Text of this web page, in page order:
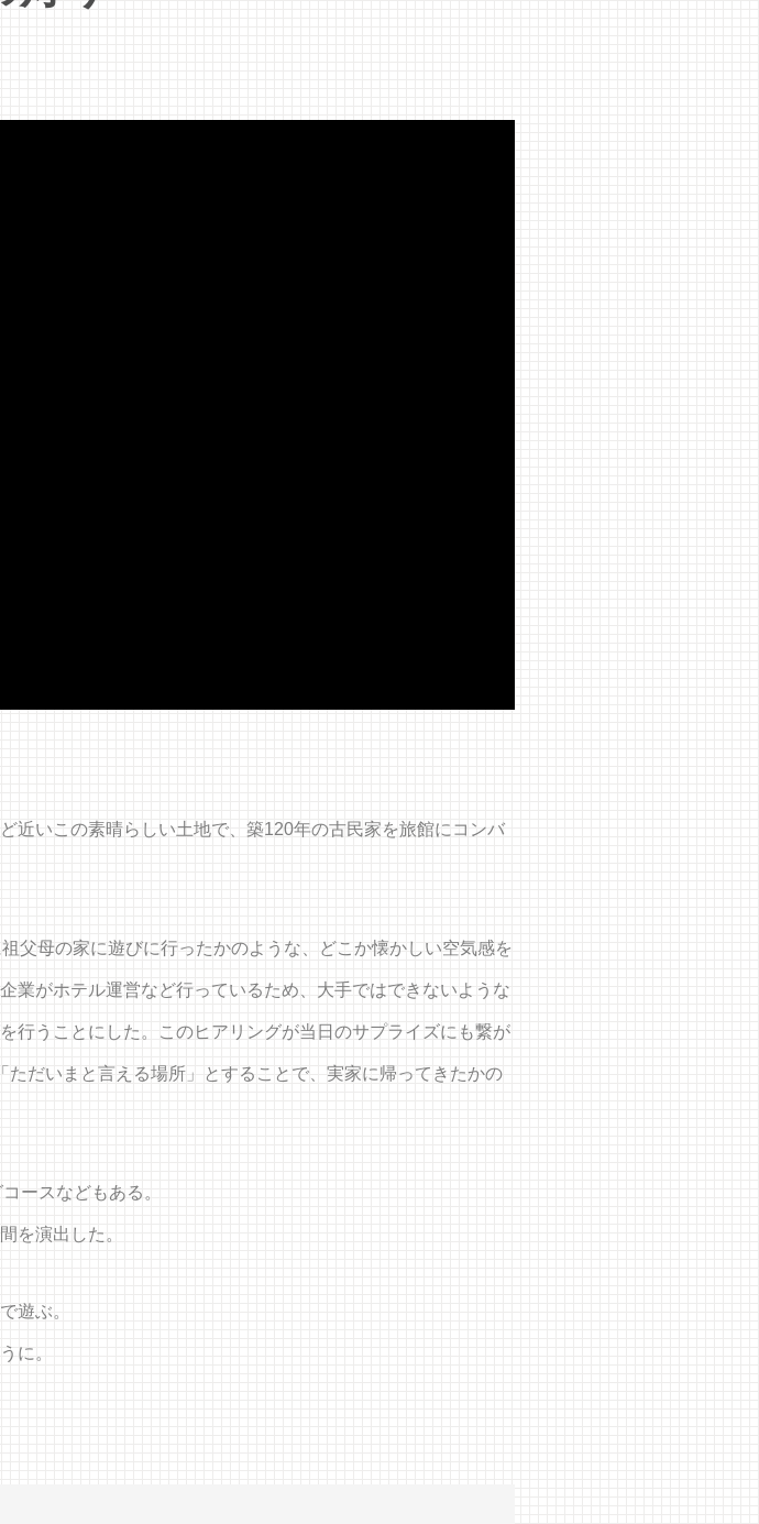
近いこの素晴らしい土地で、築120年の古民家を旅館にコンバ
父母の家に遊びに行ったかのような、どこか懐かしい空気感を
業がホテル運営など行っているため、大手ではできないような
行うことにした。このヒアリングが当日のサプライズにも繋が
だいまと言える場所」とすることで、実家に帰ってきたかの
ースなどもある。
を演出した。
遊ぶ。
に。